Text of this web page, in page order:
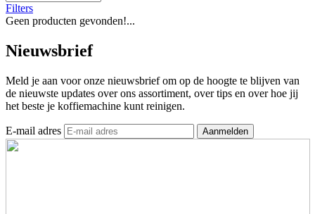
Filters
Geen producten gevonden!...
Nieuwsbrief
Meld je aan voor onze nieuwsbrief om op de hoogte te blijven van
de nieuwste updates over ons assortiment, over tips en over hoe jij
het beste je koffiemachine kunt reinigen.
E-mail adres Aanmelden